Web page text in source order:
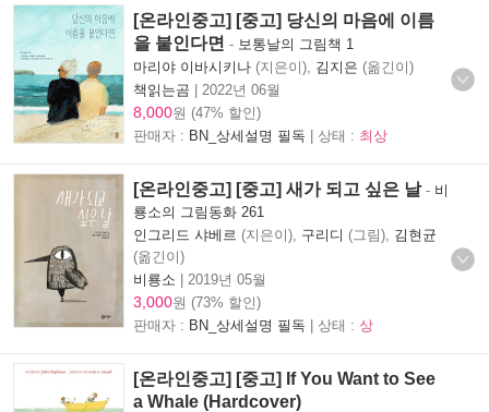
[온라인중고] [중고] 당신의 마음에 이름
을 붙인다면 - 보통날의 그림책 1
마리야 이바시키나 (지은이), 김지은 (옮긴이)
책읽는곰 | 2022년 06월
8,000원 (47% 할인)
판매자 : BN_상세설명 필독 | 상태 : 최상
[온라인중고] [중고] 새가 되고 싶은 날- 비
룡소의 그림동화 261
인그리드 샤베르 (지은이), 구리디 (그림), 김현균
(옮긴이)
비룡소 | 2019년 05월
3,000원 (73% 할인)
판매자 : BN_상세설명 필독 | 상태 : 상
[온라인중고] [중고] If You Want to See
a Whale (Hardcover)